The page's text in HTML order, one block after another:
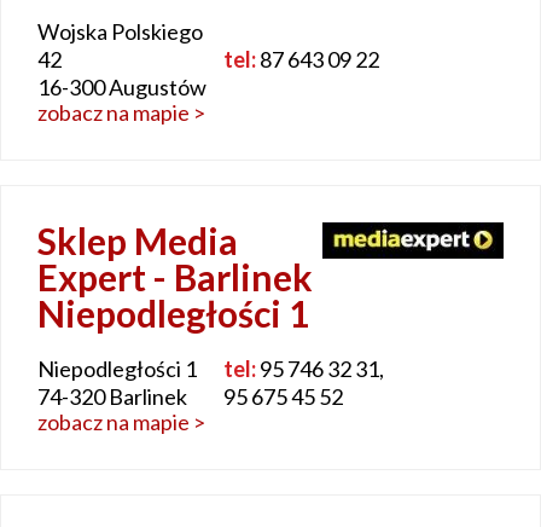
Wojska Polskiego
42
16-300 Augustów
tel:87 643 09 22
zobacz na mapie >
Sklep Media
Expert - Barlinek
Niepodległości 1
Niepodległości 1
74-320 Barlinek
tel:95 746 32 31,
95 675 45 52
zobacz na mapie >